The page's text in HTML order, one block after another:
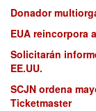
Donador
EUA reincorpora
Solicitarán
EE.UU.
SCJN ordena
Ticketmaster